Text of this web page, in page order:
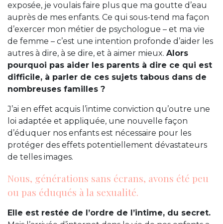
exposée, je voulais faire plus que ma goutte d’eau
auprès de mes enfants. Ce qui sous-tend ma façon
d’exercer mon métier de psychologue – et ma vie
de femme – c’est une intention profonde d’aider les
autres à dire, à se dire, et à aimer mieux. Alors
pourquoi pas aider les parents à dire ce qui est
difficile, à parler de ces sujets tabous dans de
nombreuses familles ?
J’ai en effet acquis l’intime conviction qu’outre une
loi adaptée et appliquée, une nouvelle façon
d’éduquer nos enfants est nécessaire pour les
protéger des effets potentiellement dévastateurs
de telles images.
Nous, générations sans écrans, avons été peu
ou pas éduqués à la sexualité.
Elle est restée de l’ordre de l’intime, du secret.